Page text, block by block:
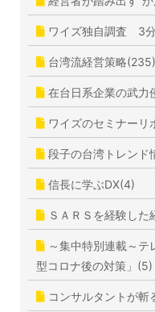
ワイズ独自調査 3
台湾流経営策略(235)
在台日系企業の武力
ワイズのセミナーリ
段子の台湾トレンド
信長に学ぶDX(4)
ＳＡＲＳを経験した
～集中特別連載～
型コロナ後の対策」(5)
コンサルタントが斬